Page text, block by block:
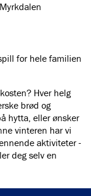
for hele familien
Hver helg
brød og
hytta, eller ønsker
vinteren har vi
aktiviteter -
deg selv en